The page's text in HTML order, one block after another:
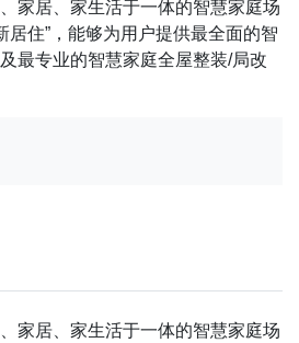
家居、家生活于一体的智慧家庭场
居住”，能够为用户提供最全面的智
最专业的智慧家庭全屋整装/局改
家居、家生活于一体的智慧家庭场